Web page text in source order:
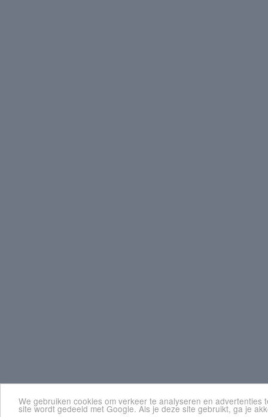
We gebruiken cookies om verkeer te analyseren en
site wordt gedeeld met Google. Als je deze site gebruikt, ga je